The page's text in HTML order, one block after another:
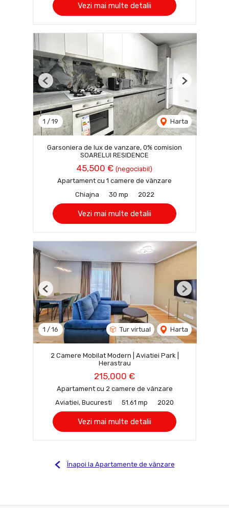
Vezi mai multe detalii
1 / 19 Harta
Previous Next
Garsoniera de lux de vanzare, 0% comision
SOARELUI RESIDENCE
45,500 € (negociabil)
Apartament cu 1 camere de vânzare
Chiajna
30 mp 2022
Vezi mai multe detalii
1 / 16 Tur virtual Harta
Previous Next
2 Camere Mobilat Modern | Aviatiei Park |
Herastrau
215,000 €
Apartament cu 2 camere de vânzare
Aviatiei, Bucuresti
51.61 mp 2020
Vezi mai multe detalii
Înapoi la Apartamente de vânzare